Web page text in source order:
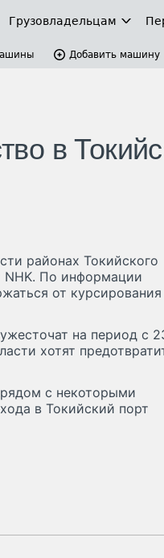
Грузовладельцам
Добавить машину
в
районах Токийского
По информации
от курсирования
на период с
хотят
рядом с некоторыми
в Токийский порт